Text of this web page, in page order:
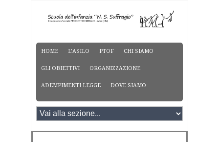
HOME L’ASILO PTOF CHI SIAMO
GLI OBIETTIVI ORGANIZZAZIONE
ADEMPIMENTI LEGGE DOVE SIAMO